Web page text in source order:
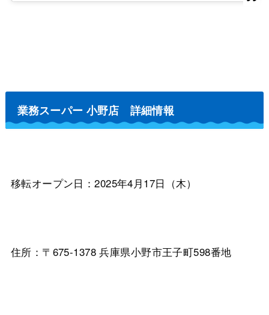
業務スーパー 小野店 詳細情報
移転オープン日：2025年4月17日（木）
住所：〒675-1378 兵庫県小野市王子町598番地